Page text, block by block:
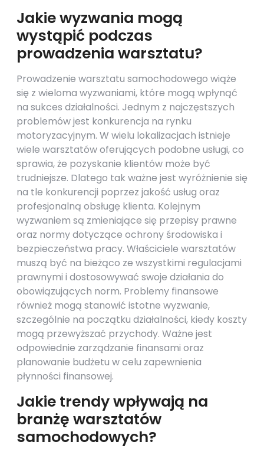
Jakie wyzwania mogą
wystąpić podczas
prowadzenia warsztatu?
Prowadzenie warsztatu samochodowego wiąże
się z wieloma wyzwaniami, które mogą wpłynąć
na sukces działalności. Jednym z najczęstszych
problemów jest konkurencja na rynku
motoryzacyjnym. W wielu lokalizacjach istnieje
wiele warsztatów oferujących podobne usługi, co
sprawia, że pozyskanie klientów może być
trudniejsze. Dlatego tak ważne jest wyróżnienie się
na tle konkurencji poprzez jakość usług oraz
profesjonalną obsługę klienta. Kolejnym
wyzwaniem są zmieniające się przepisy prawne
oraz normy dotyczące ochrony środowiska i
bezpieczeństwa pracy. Właściciele warsztatów
muszą być na bieżąco ze wszystkimi regulacjami
prawnymi i dostosowywać swoje działania do
obowiązujących norm. Problemy finansowe
również mogą stanowić istotne wyzwanie,
szczególnie na początku działalności, kiedy koszty
mogą przewyższać przychody. Ważne jest
odpowiednie zarządzanie finansami oraz
planowanie budżetu w celu zapewnienia
płynności finansowej.
Jakie trendy wpływają na
branżę warsztatów
samochodowych?